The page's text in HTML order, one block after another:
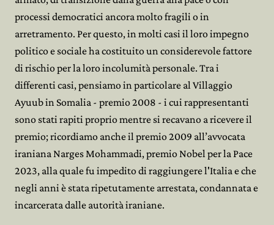
processi democratici ancora molto fragili o in
arretramento. Per questo, in molti casi il loro impegno
politico e sociale ha costituito un considerevole fattore
di rischio per la loro incolumità personale. Tra i
differenti casi, pensiamo in particolare al Villaggio
Ayuub in Somalia - premio 2008 - i cui rappresentanti
sono stati rapiti proprio mentre si recavano a ricevere il
premio; ricordiamo anche il premio 2009 all’avvocata
iraniana Narges Mohammadi, premio Nobel per la Pace
2023, alla quale fu impedito di raggiungere l'Italia e che
negli anni è stata ripetutamente arrestata, condannata e
incarcerata dalle autorità iraniane.